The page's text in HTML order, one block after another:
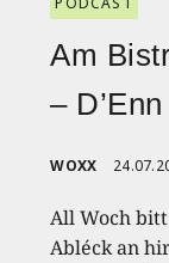
Am
–
WOXX
All Woch
Abléck an